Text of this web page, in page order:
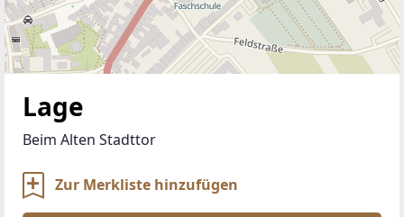
Lage
Beim Alten Stadttor
Zur Merkliste hinzufügen